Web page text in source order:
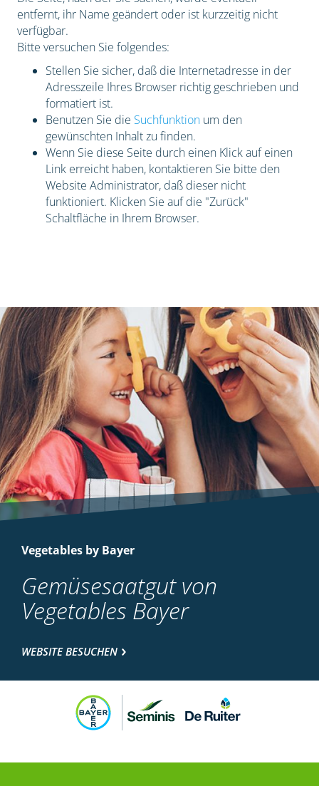
entfernt, ihr Name geändert oder ist kurzzeitig nicht
verfügbar.
Bitte versuchen Sie folgendes:
Stellen Sie sicher, daß die Internetadresse in der
Adresszeile Ihres Browser richtig geschrieben und
formatiert ist.
Benutzen Sie die Suchfunktionum den
gewünschten Inhalt zu finden.
Wenn Sie diese Seite durch einen Klick auf einen
Link erreicht haben, kontaktieren Sie bitte den
Website Administrator, daß dieser nicht
funktioniert. Klicken Sie auf die "Zurück"
Schaltfläche in Ihrem Browser.
Vegetables by Bayer
Gemüsesaatgut von
Vegetables Bayer
WEBSITE BESUCHEN